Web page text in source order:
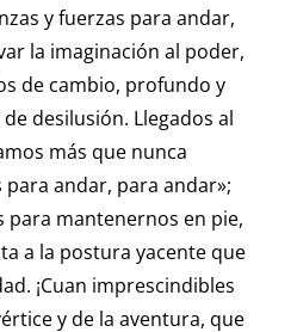
y fuerzas para andar,
la imaginación al poder,
de cambio, profundo y
desilusión. Llegados al
más que nunca
para andar, para andar»;
para mantenernos en pie,
a la postura yacente que
¡Cuan imprescindibles
y de la aventura, que